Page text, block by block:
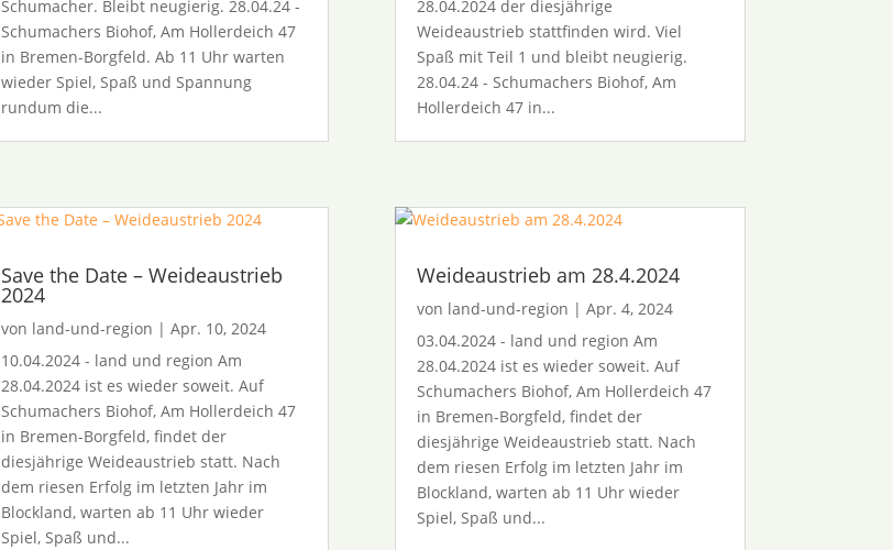
Schumacher. Bleibt neugierig. 28.04.24 -
Schumachers Biohof, Am Hollerdeich 47
in Bremen-Borgfeld. Ab 11 Uhr warten
wieder Spiel, Spaß und Spannung
rundum die...
Save the Date – Weideaustrieb
2024
von land-und-region | Apr. 10, 2024
10.04.2024 - land und region Am
28.04.2024 ist es wieder soweit. Auf
Schumachers Biohof, Am Hollerdeich 47
in Bremen-Borgfeld, findet der
diesjährige Weideaustrieb statt. Nach
dem riesen Erfolg im letzten Jahr im
Blockland, warten ab 11 Uhr wieder
Spiel, Spaß und...
28.04.2024 der diesjährige
Weideaustrieb stattfinden wird. Viel
Spaß mit Teil 1 und bleibt neugierig.
28.04.24 - Schumachers Biohof, Am
Hollerdeich 47 in...
Weideaustrieb am 28.4.2024
von land-und-region | Apr. 4, 2024
03.04.2024 - land und region Am
28.04.2024 ist es wieder soweit. Auf
Schumachers Biohof, Am Hollerdeich 47
in Bremen-Borgfeld, findet der
diesjährige Weideaustrieb statt. Nach
dem riesen Erfolg im letzten Jahr im
Blockland, warten ab 11 Uhr wieder
Spiel, Spaß und...